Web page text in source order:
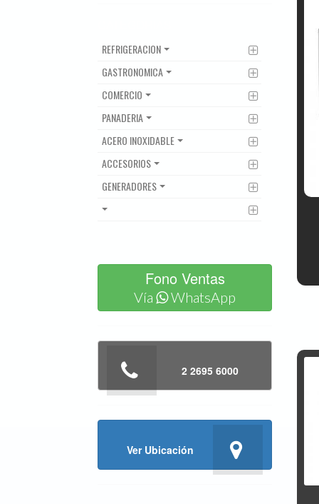
REFRIGERACION
GASTRONOMICA
COMERCIO
PANADERIA
ACERO INOXIDABLE
ACCESORIOS
GENERADORES
Fono Ventas
Vía WhatsApp
2 2695 6000
Ver Ubicación